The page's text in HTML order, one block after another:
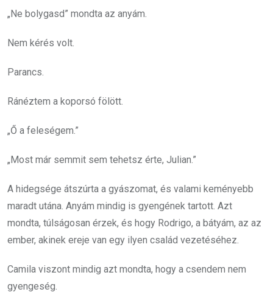
„Ne bolygasd” mondta az anyám.
Nem kérés volt.
Parancs.
Ránéztem a koporsó fölött.
„Ő a feleségem.”
„Most már semmit sem tehetsz érte, Julian.”
A hidegsége átszúrta a gyászomat, és valami keményebb
maradt utána. Anyám mindig is gyengének tartott. Azt
mondta, túlságosan érzek, és hogy Rodrigo, a bátyám, az az
ember, akinek ereje van egy ilyen család vezetéséhez.
Camila viszont mindig azt mondta, hogy a csendem nem
gyengeség.